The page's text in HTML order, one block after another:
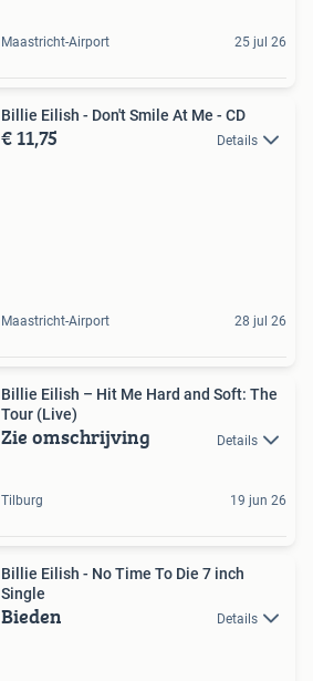
Maastricht-Airport 25 jul 26
Billie Eilish - Don't Smile At Me - CD
€ 11,75 Details
Maastricht-Airport 28 jul 26
Billie Eilish – Hit Me Hard and Soft: The
Tour (Live)
Zie omschrijving Details
Tilburg 19 jun 26
Billie Eilish - No Time To Die 7 inch
Single
Bieden Details